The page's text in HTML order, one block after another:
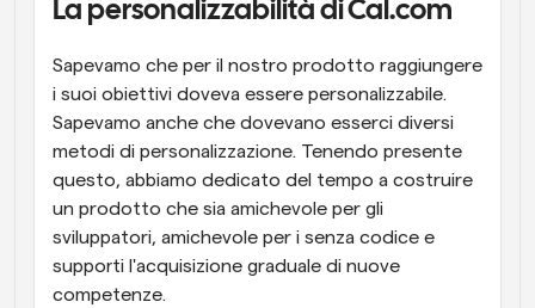
Ricevi una notifica quando succede qualcosa
La personalizzabilità di Cal.com
Sapevamo che per il nostro prodotto raggiungere
i suoi obiettivi doveva essere personalizzabile.
Sapevamo anche che dovevano esserci diversi
metodi di personalizzazione. Tenendo presente
questo, abbiamo dedicato del tempo a costruire
un prodotto che sia amichevole per gli
sviluppatori, amichevole per i senza codice e
supporti l'acquisizione graduale di nuove
competenze.